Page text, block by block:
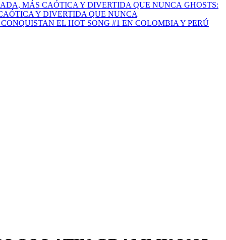
GHOSTS:
Y DIVERTIDA QUE NUNCA
EL HOT SONG #1 EN COLOMBIA Y PERÚ